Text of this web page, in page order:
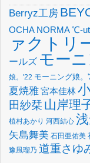
Berryz工房
OCHA NORMA℃-
ァクトリ
ールズ モーニ
娘。'22 モーニング娘。
夏焼雅宮本佳林
田紗栞 山岸理
植村あかり 河西結心
矢島舞美 石田亜佑美
豫風瑠乃 道重さゆ